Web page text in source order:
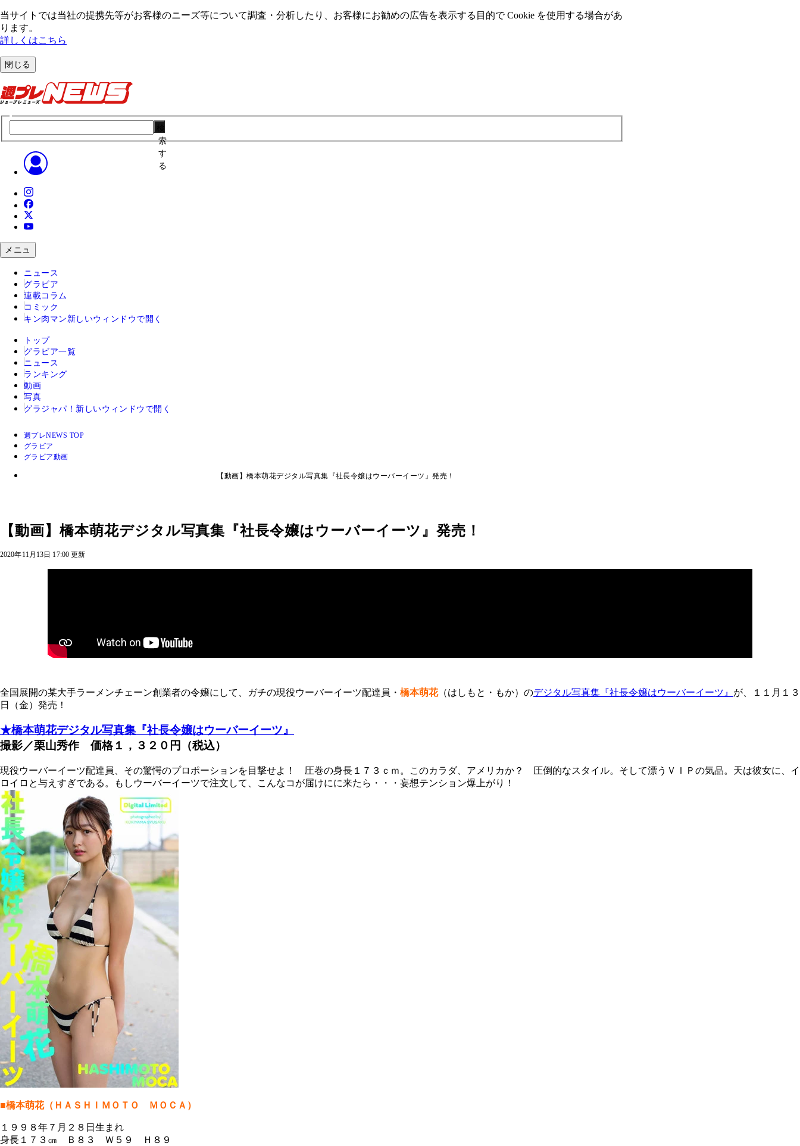
当サイトでは当社の提携先等がお客様のニーズ等について調査・分析したり、お客様にお勧めの広告を表⽰する⽬的で Cookie を使⽤する場合があ
ります。
詳しくはこちら
閉じる
索
す
る
メニュ
ニュース
グラビア
連載コラム
コミック
キン肉マン 新しいウィンドウで開く
トップ
グラビア一覧
ニュース
ランキング
動画
写真
グラジャパ！ 新しいウィンドウで開く
週プレNEWS TOP
グラビア
グラビア動画
【動画】橋本萌花デジタル写真集『社長令嬢はウーバーイーツ』発売！
【動画】橋本萌花デジタル写真集『社長令嬢はウーバーイーツ』発売！
2020年11月13日 17:00 更新
全国展開の某大手ラーメンチェーン創業者の令嬢にして、ガチの現役ウーバーイーツ配達員・ 橋本萌花（はしもと・もか） のデジタル写真集『社長令嬢はウーバーイーツ』 が、１１月１３
日（金）発売！
★橋本萌花デジタル写真集『社長令嬢はウーバーイーツ』
撮影／栗山秀作 価格１，３２０円（税込）
現役ウーバーイーツ配達員、その驚愕のプロポーションを目撃せよ！ 圧巻の身長１７３ｃｍ。このカラダ、アメリカか？ 圧倒的なスタイル。そして漂うＶＩＰの気品。天は彼女に、イ
ロイロと与えすぎである。もしウーバーイーツで注文して、こんなコが届けにに来たら・・・妄想テンション爆上がり！
■橋本萌花（ＨＡＳＨＩＭＯＴＯ ＭＯＣＡ）
１９９８年７月２８日生まれ
身長１７３㎝ Ｂ８３ Ｗ５９ Ｈ８９